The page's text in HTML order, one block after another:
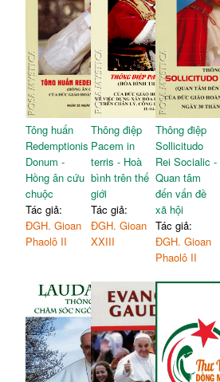
Tông huấn
Redemptionis
Donum -
Hồng ân cứu
chuộc
Tác giả:
ĐGH. Gioan
Phaolô II
Thông điệp
Pacem in
terris - Hoà
bình trên thế
giới
Tác giả:
ĐGH. Gioan
XXIII
Thông điệp
Sollicitudo
Rei Socialic -
Quan tâm
đến vấn đề
xã hội
Tác giả:
ĐGH. Gioan
Phaolô II